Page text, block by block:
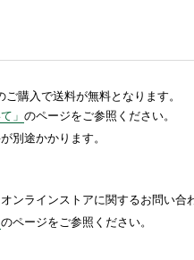
購入で送料が無料となります。
」 のページをご参照ください。
別途かかります。
ンラインストアに関するお問い合
のページをご参照ください。